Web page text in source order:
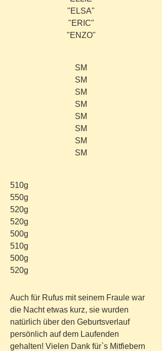
"ELSA"
"ERIC"
"ENZO"
SM
SM
SM
SM
SM
SM
SM
SM
510g
550g
520g
520g
500g
510g
500g
520g
Auch für Rufus mit seinem Fraule war
die Nacht etwas kurz, sie wurden
natürlich über den Geburtsverlauf
persönlich auf dem Laufenden
gehalten! Vielen Dank für`s Mitfiebern